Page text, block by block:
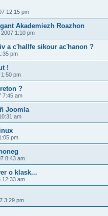
12:15 pm
Akademiezh Roazhon
1:10 pm
a c'hallfe sikour ac'hanon ?
pm
!
1:50 pm
?
7:45 am
Joomla
am
pm
8:43 am
o klask...
12:33 am
3:29 pm